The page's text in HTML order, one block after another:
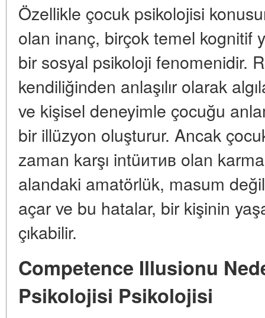
Özellikle çocuk psikolojisi
olan inanç, birçok temel kognitif
bir sosyal psikoloji fenomenidir.
kendiliğinden anlaşılır olarak
ve kişisel deneyimle çocuğu
bir illüzyon oluşturur. Ancak
zaman karşı intüитив olan
alandaki amatörlük, masum
açar ve bu hatalar, bir kişinin
çıkabilir.
Competence Illusionu
Psikolojisi Psikolojisi